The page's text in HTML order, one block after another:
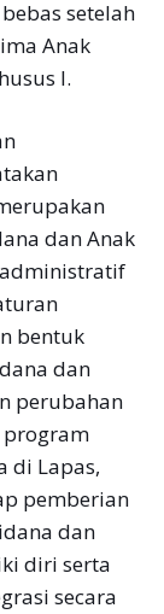
setelah
Anak
I.
dan Anak
bentuk
dan
perubahan
di Lapas,
pemberian
dan
diri serta
secara